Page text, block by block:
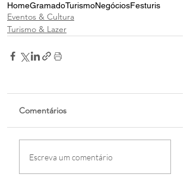
HomeGramadoTurismoNegóciosFesturis
Eventos & Cultura
Turismo & Lazer
Comentários
Escreva um comentário